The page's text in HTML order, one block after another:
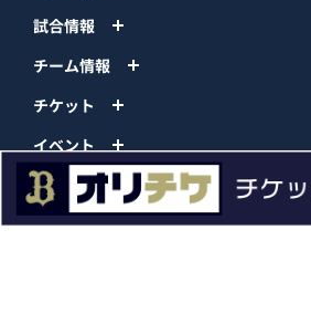
試合情報
チーム情報
チケット
イベント
ファンクラブ
グッズ